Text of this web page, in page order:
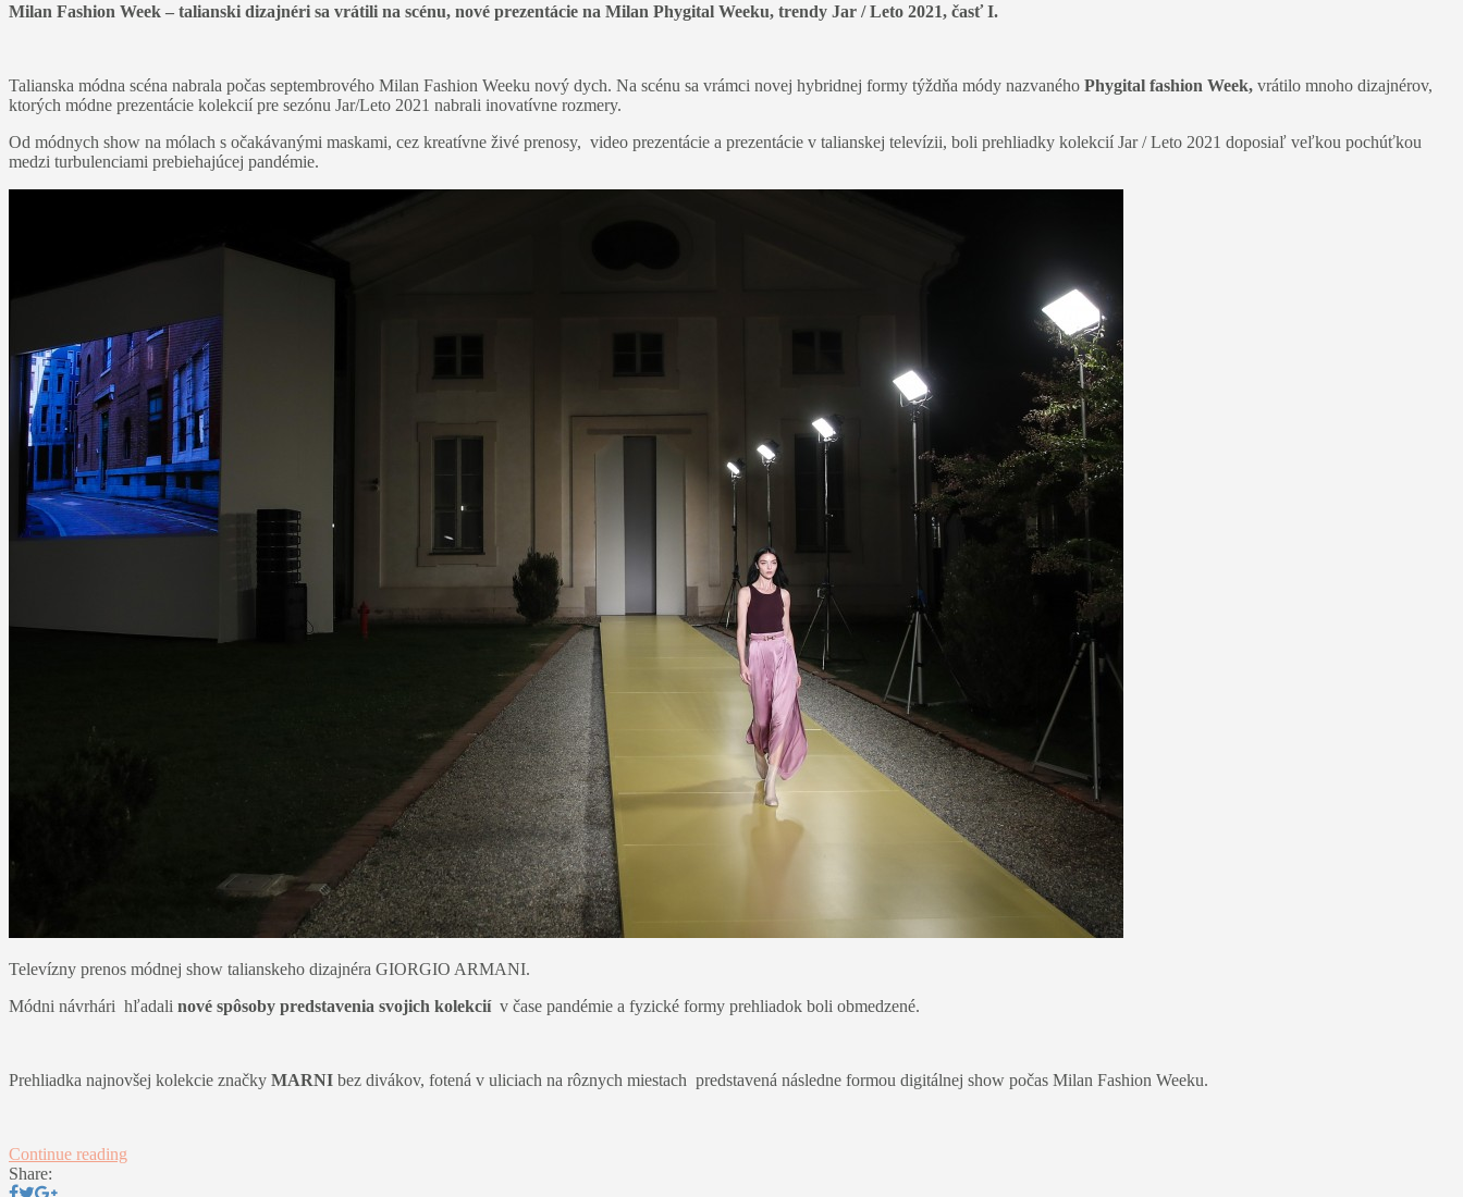
Milan Fashion Week – talianski dizajnéri sa vrátili na scénu, nové prezentácie na Milan Phygital Weeku, trendy Jar / Leto 2021, časť I.
Talianska módna scéna nabrala počas septembrového Milan Fashion Weeku nový dych. Na scénu sa vrámci novej hybridnej formy týždňa módy nazvaného Phygital fashion Week, vrátilo mnoho dizajnérov,
ktorých módne prezentácie kolekcií pre sezónu Jar/Leto 2021 nabrali inovatívne rozmery.
Od módnych show na mólach s očakávanými maskami, cez kreatívne živé prenosy, video prezentácie a prezentácie v talianskej televízii, boli prehliadky kolekcií Jar / Leto 2021 doposiaľ veľkou pochúťkou
medzi turbulenciami prebiehajúcej pandémie.
Televízny prenos módnej show talianskeho dizajnéra GIORGIO ARMANI.
Módni návrhári hľadali nové spôsoby predstavenia svojich kolekciív čase pandémie a fyzické formy prehliadok boli obmedzené.
Prehliadka najnovšej kolekcie značky MARNI bez divákov, fotená v uliciach na rôznych miestach predstavená následne formou digitálnej show počas Milan Fashion Weeku.
Continue reading
Share: